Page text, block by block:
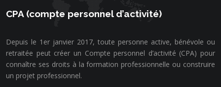
CPA (compte personnel d’activité)
Depuis le 1er janvier 2017, toute personne active, bénévole ou
retraitée peut créer un Compte personnel d’activité (CPA) pour
connaître ses droits à la formation professionnelle ou construire
un projet professionnel.